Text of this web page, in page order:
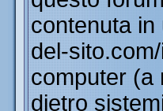
contenuta
del-
computer (a
dietro